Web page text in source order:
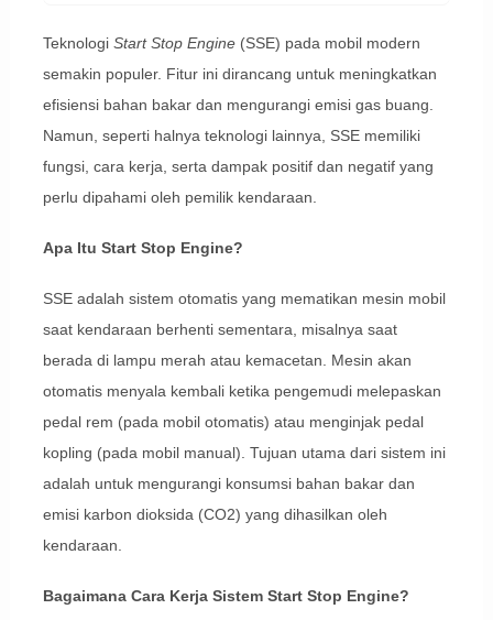
Teknologi Start Stop Engine(SSE) pada mobil modern
semakin populer. Fitur ini dirancang untuk meningkatkan
efisiensi bahan bakar dan mengurangi emisi gas buang.
Namun, seperti halnya teknologi lainnya, SSE memiliki
fungsi, cara kerja, serta dampak positif dan negatif yang
perlu dipahami oleh pemilik kendaraan.
Apa Itu Start Stop Engine?
SSE adalah sistem otomatis yang mematikan mesin mobil
saat kendaraan berhenti sementara, misalnya saat
berada di lampu merah atau kemacetan. Mesin akan
otomatis menyala kembali ketika pengemudi melepaskan
pedal rem (pada mobil otomatis) atau menginjak pedal
kopling (pada mobil manual). Tujuan utama dari sistem ini
adalah untuk mengurangi konsumsi bahan bakar dan
emisi karbon dioksida (CO2) yang dihasilkan oleh
kendaraan.
Bagaimana Cara Kerja Sistem Start Stop Engine?